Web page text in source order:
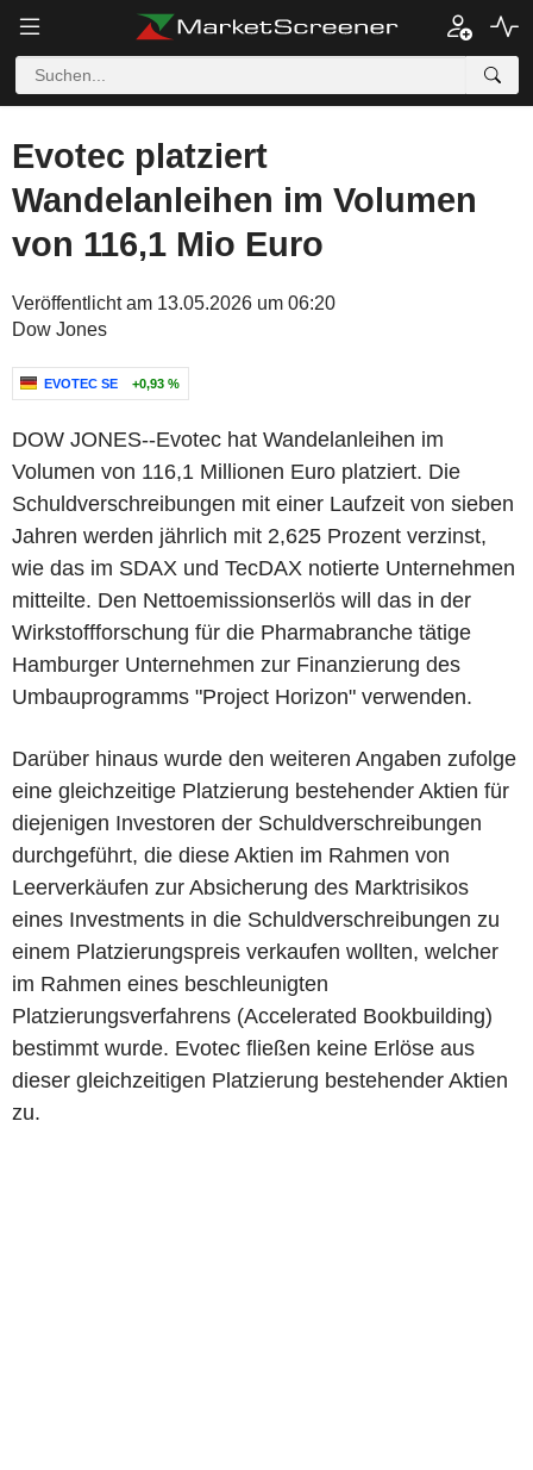
Evotec platziert
Wandelanleihen im Volumen
von 116,1 Mio Euro
Veröffentlicht am 13.05.2026 um 06:20
Dow Jones
EVOTEC SE +0,93 %
DOW JONES--Evotec hat Wandelanleihen im
Volumen von 116,1 Millionen Euro platziert. Die
Schuldverschreibungen mit einer Laufzeit von sieben
Jahren werden jährlich mit 2,625 Prozent verzinst,
wie das im SDAX und TecDAX notierte Unternehmen
mitteilte. Den Nettoemissionserlös will das in der
Wirkstoffforschung für die Pharmabranche tätige
Hamburger Unternehmen zur Finanzierung des
Umbauprogramms "Project Horizon" verwenden.
Darüber hinaus wurde den weiteren Angaben zufolge
eine gleichzeitige Platzierung bestehender Aktien für
diejenigen Investoren der Schuldverschreibungen
durchgeführt, die diese Aktien im Rahmen von
Leerverkäufen zur Absicherung des Marktrisikos
eines Investments in die Schuldverschreibungen zu
einem Platzierungspreis verkaufen wollten, welcher
im Rahmen eines beschleunigten
Platzierungsverfahrens (Accelerated Bookbuilding)
bestimmt wurde. Evotec fließen keine Erlöse aus
dieser gleichzeitigen Platzierung bestehender Aktien
zu.